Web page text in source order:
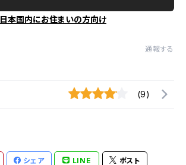
日本国内にお住まいの方向け
通報する
(9)
シェア LINE ポスト